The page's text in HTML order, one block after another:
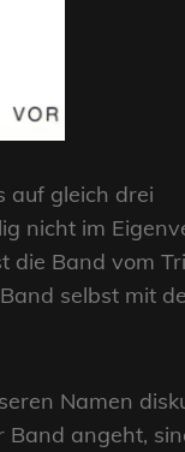
auf gleich drei
nicht im
die Band vom
selbst mit
Namen
Band angeht,